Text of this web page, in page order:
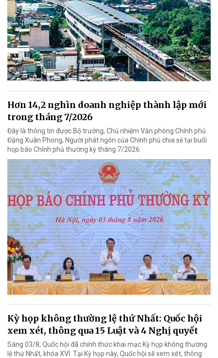
Hơn 14,2 nghìn doanh nghiệp thành lập mới
trong tháng 7/2026
Đây là thông tin được Bộ trưởng, Chủ nhiệm Văn phòng Chính phủ
Đặng Xuân Phong, Người phát ngôn của Chính phủ chia sẻ tại buổi
họp báo Chính phủ thường kỳ tháng 7/2026.
Kỳ họp không thường lệ thứ Nhất: Quốc hội
xem xét, thông qua 15 Luật và 4 Nghị quyết
Sáng 03/8, Quốc hội đã chính thức khai mạc Kỳ họp không thường
lệ thứ Nhất, khóa XVI. Tại Kỳ họp này, Quốc hội sẽ xem xét, thông